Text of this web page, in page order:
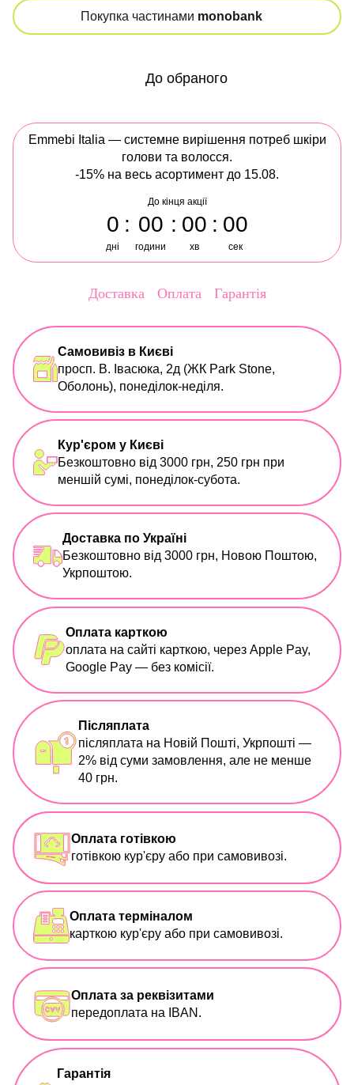
Покупка частинами monobank
До обраного
Emmebi Italia — системне вирішення потреб шкіри
голови та волосся.
-15% на весь асортимент до 15.08.
До кінця акції
0
дні
00
години
00
хв
00
сек
Доставка Оплата Гарантія
Самовивіз в Києві
просп. В. Івасюка, 2д (ЖК Park Stone,
Оболонь), понеділок-неділя.
Кур'єром у Києві
Безкоштовно від 3000 грн, 250 грн при
меншій сумі, понеділок-субота.
Доставка по Україні
Безкоштовно від 3000 грн, Новою Поштою,
Укрпоштою.
Оплата карткою
оплата на сайті карткою, через Apple Pay,
Google Pay — без комісії.
Післяплата
післяплата на Новій Пошті, Укрпошті —
2% від суми замовлення, але не менше
40 грн.
Оплата готівкою
готівкою кур'єру або при самовивозі.
Оплата терміналом
карткою кур'єру або при самовивозі.
Оплата за реквізитами
передоплата на IBAN.
Гарантія